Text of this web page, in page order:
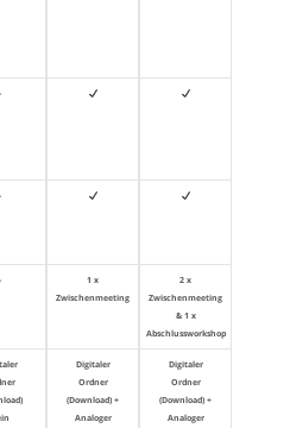
-
-
-
1 x
Zwischenmeeting
2 x
Zwischenmeeting
& 1 x
Abschlussworkshop
Digitaler
Ordner
(Download) +
Analoger
Digitaler
Ordner
(Download) +
Analoger